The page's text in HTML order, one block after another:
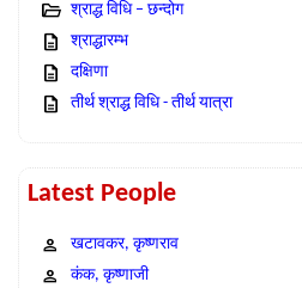
श्राद्ध विधि – छन्दोग
श्राद्धारम्भ
दक्षिणा
तीर्थ श्राद्ध विधि - तीर्थ यात्रा
Latest People
खटावकर, कृष्णराव
कंक, कृष्णाजी